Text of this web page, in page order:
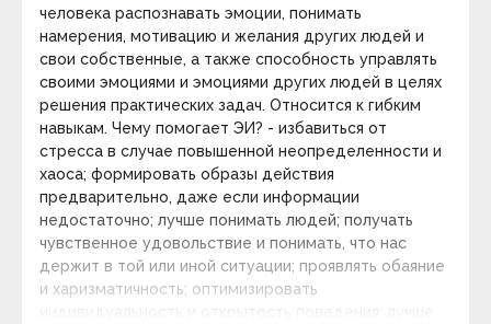
человека распознавать эмоции, понимать
намерения, мотивацию и желания других людей и
свои собственные, а также способность управлять
своими эмоциями и эмоциями других людей в целях
решения практических задач. Относится к гибким
навыкам. Чему помогает ЭИ? - избавиться от
стресса в случае повышенной неопределенности и
хаоса; формировать образы действия
предварительно, даже если информации
недостаточно; лучше понимать людей; получать
чувственное удовольствие и понимать, что нас
держит в той или иной ситуации; проявлять обаяние
и харизматичность; оптимизировать